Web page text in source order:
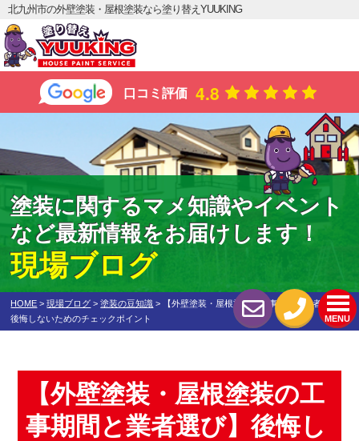
北九州市の外壁塗装・屋根塗装なら塗り替えYUUKING
MENU
口コミ評価 4.8
塗装に関するマメ知識やイベント
など最新情報をお届けします！
現場ブログ
HOME >現場ブログ >塗装の豆知識 >
【外壁塗装・屋根塗装の工事期間と業者選び】
後悔しないためのチェックポイント
【外壁塗装・屋根塗装の工
事期間と業者選び】後悔し